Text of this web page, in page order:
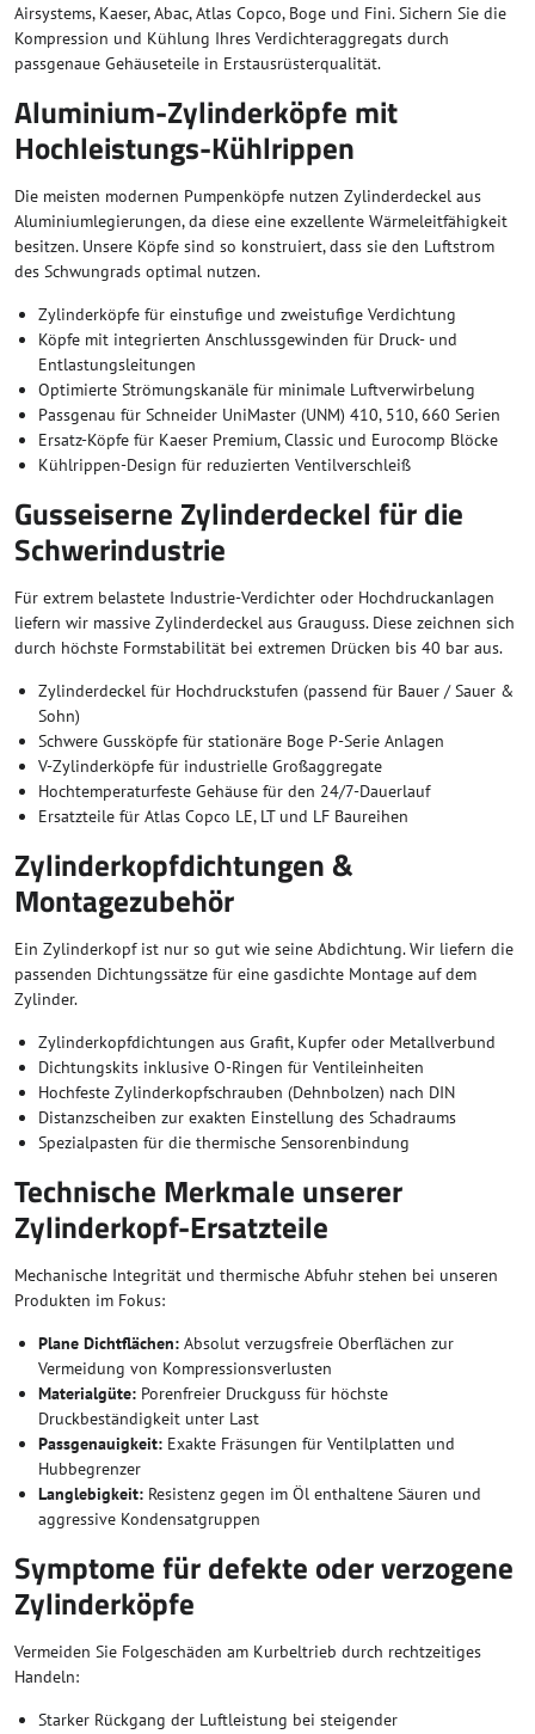
Airsystems, Kaeser, Abac, Atlas Copco, Boge und Fini. Sichern Sie die
Kompression und Kühlung Ihres Verdichteraggregats durch
passgenaue Gehäuseteile in Erstausrüsterqualität.
Aluminium-Zylinderköpfe mit
Hochleistungs-Kühlrippen
Die meisten modernen Pumpenköpfe nutzen Zylinderdeckel aus
Aluminiumlegierungen, da diese eine exzellente Wärmeleitfähigkeit
besitzen. Unsere Köpfe sind so konstruiert, dass sie den Luftstrom
des Schwungrads optimal nutzen.
Zylinderköpfe für einstufige und zweistufige Verdichtung
Köpfe mit integrierten Anschlussgewinden für Druck- und
Entlastungsleitungen
Optimierte Strömungskanäle für minimale Luftverwirbelung
Passgenau für Schneider UniMaster (UNM) 410, 510, 660 Serien
Ersatz-Köpfe für Kaeser Premium, Classic und Eurocomp Blöcke
Kühlrippen-Design für reduzierten Ventilverschleiß
Gusseiserne Zylinderdeckel für die
Schwerindustrie
Für extrem belastete Industrie-Verdichter oder Hochdruckanlagen
liefern wir massive Zylinderdeckel aus Grauguss. Diese zeichnen sich
durch höchste Formstabilität bei extremen Drücken bis 40 bar aus.
Zylinderdeckel für Hochdruckstufen (passend für Bauer / Sauer &
Sohn)
Schwere Gussköpfe für stationäre Boge P-Serie Anlagen
V-Zylinderköpfe für industrielle Großaggregate
Hochtemperaturfeste Gehäuse für den 24/7-Dauerlauf
Ersatzteile für Atlas Copco LE, LT und LF Baureihen
Zylinderkopfdichtungen &
Montagezubehör
Ein Zylinderkopf ist nur so gut wie seine Abdichtung. Wir liefern die
passenden Dichtungssätze für eine gasdichte Montage auf dem
Zylinder.
Zylinderkopfdichtungen aus Grafit, Kupfer oder Metallverbund
Dichtungskits inklusive O-Ringen für Ventileinheiten
Hochfeste Zylinderkopfschrauben (Dehnbolzen) nach DIN
Distanzscheiben zur exakten Einstellung des Schadraums
Spezialpasten für die thermische Sensorenbindung
Technische Merkmale unserer
Zylinderkopf-Ersatzteile
Mechanische Integrität und thermische Abfuhr stehen bei unseren
Produkten im Fokus:
Plane Dichtflächen: Absolut verzugsfreie Oberflächen zur
Vermeidung von Kompressionsverlusten
Materialgüte: Porenfreier Druckguss für höchste
Druckbeständigkeit unter Last
Passgenauigkeit: Exakte Fräsungen für Ventilplatten und
Hubbegrenzer
Langlebigkeit: Resistenz gegen im Öl enthaltene Säuren und
aggressive Kondensatgruppen
Symptome für defekte oder verzogene
Zylinderköpfe
Vermeiden Sie Folgeschäden am Kurbeltrieb durch rechtzeitiges
Handeln:
Starker Rückgang der Luftleistung bei steigender